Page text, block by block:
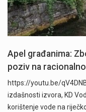
Apel građanima:
poziv na
https://youtu.be/
izdašnosti izvora, KD
korištenje vode na